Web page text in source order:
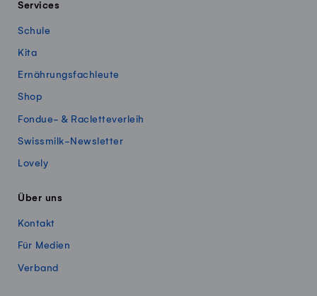
Services
Schule
Kita
Ernährungsfachleute
Shop
Fondue- & Racletteverleih
Swissmilk-Newsletter
Lovely
Über uns
Kontakt
Für Medien
Verband